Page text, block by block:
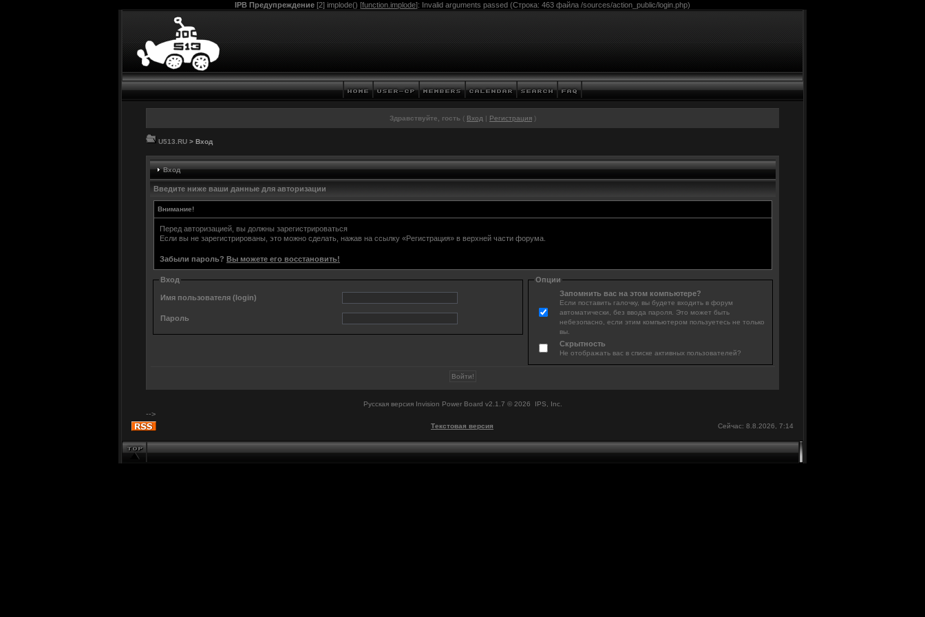
IPB Предупреждение [2] implode() [function.implode]: Invalid arguments passed (Строка: 463 файла /sources/action_public/login.php)
Здравствуйте, гость ( Вход | Регистрация )
U513.RU > Вход
Вход
Введите ниже ваши данные для авторизации
Внимание!
Перед авторизацией, вы должны зарегистрироваться
Если вы не зарегистрированы, это можно сделать, нажав на ссылку «Регистрация» в верхней части форума.
Забыли пароль? Вы можете его восстановить!
Вход
Имя пользователя (login)
Пароль
Опции
Запомнить вас на этом компьютере?
Если поставить галочку, вы будете входить в форум
автоматически, без ввода пароля. Это может быть
небезопасно, если этим компьютером пользуетесь не только
вы.
Скрытность
Не отображать вас в списке активных пользователей?
Русская версия Invision Power Board v2.1.7 © 2026 IPS, Inc.
-->
Текстовая версия Сейчас: 8.8.2026, 7:14